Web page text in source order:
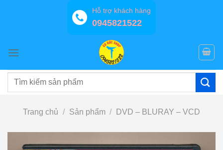
Hỗ trợ khách hàng
0945821522
Tìm
Trang chủ / Sản phẩm / DVD – BLURAY – VCD